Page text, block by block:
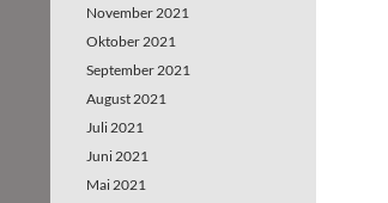
November 2021
Oktober 2021
September 2021
August 2021
Juli 2021
Juni 2021
Mai 2021